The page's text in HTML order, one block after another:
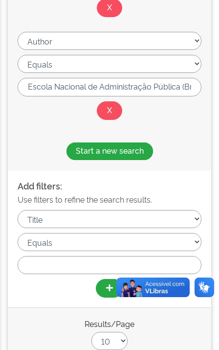
Start a new search
Add filters:
Use filters to refine the search results.
Results/Page